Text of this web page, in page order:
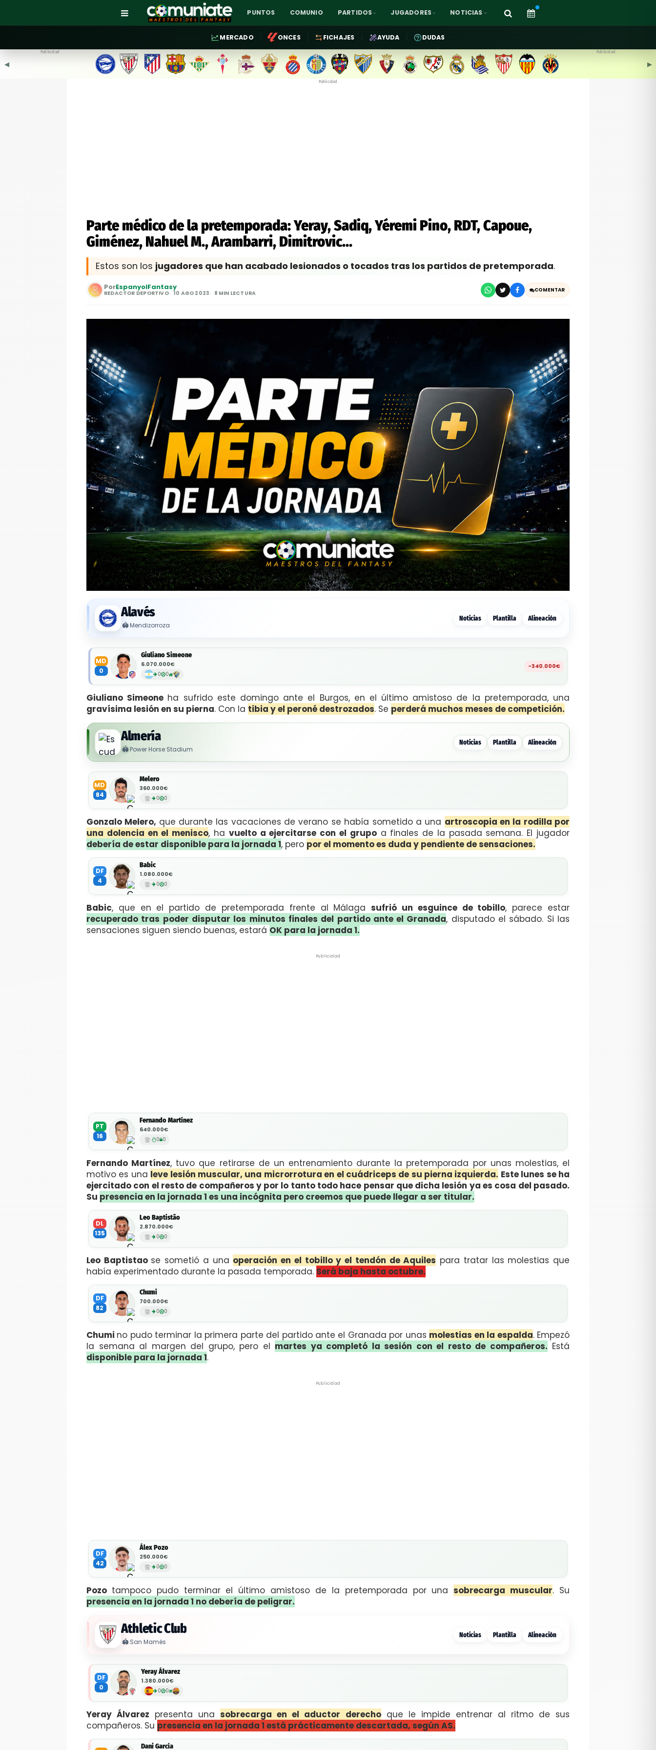
PUNTOS COMUNIO PARTIDOS JUGADORES NOTICIAS
MERCADO ONCES FICHAJES AYUDA DUDAS
◀︎ ▶︎
Publicidad Publicidad
Publicidad
Parte médico de la pretemporada: Yeray, Sadiq, Yéremi Pino, RDT, Capoue,
Giménez, Nahuel M., Arambarri, Dimitrovic...
Estos son los jugadores que han acabado lesionados o tocados tras los partidos de pretemporada.
PorEspanyolFantasy
REDACTOR DEPORTIVO 10 AGO 2023 8 MIN LECTURA COMENTAR
Alavés
🏟️Mendizorroza
Noticias Plantilla Alineación
MD
0
Giuliano Simeone
6.070.000€
0 0
-340.000€
Giuliano Simeone ha sufrido este domingo ante el Burgos, en el último amistoso de la pretemporada, una
gravísima lesión en su pierna. Con la tibia y el peroné destrozados. Se perderá muchos meses de competición.
Almería
🏟️ Power Horse Stadium
Noticias Plantilla Alineación
MD
84
Melero
360.000€
0 0
Gonzalo Melero, que durante las vacaciones de verano se había sometido a una artroscopia en la rodilla por
una dolencia en el menisco, ha vuelto a ejercitarse con el grupoa finales de la pasada semana. El jugador
debería de estar disponible para la jornada 1, pero por el momento es duda y pendiente de sensaciones.
DF
4
Babic
1.080.000€
0 0
Babic, que en el partido de pretemporada frente al Málagasufrió un esguince de tobillo, parece estar
recuperado tras poder disputar los minutos finales del partido ante el Granada, disputado el sábado. Si las
sensaciones siguen siendo buenas, estará OK para la jornada 1.
Publicidad
PT
16
Fernando Martínez
640.000€
0 0
Fernando Martínez, tuvo que retirarse de un entrenamiento durante la pretemporada por unas molestias, el
motivo es una leve lesión muscular, una microrrotura en el cuádriceps de su pierna izquierda. Este lunes se ha
ejercitado con el resto de compañeros y por lo tanto todo hace pensar que dicha lesión ya es cosa del pasado.
Su presencia en la jornada 1 es una incógnita pero creemos que puede llegar a ser titular.
DL
135
Leo Baptistão
2.870.000€
0 0
Leo Baptistao se sometió a una operación en el tobillo y el tendón de Aquiles para tratar las molestias que
había experimentado durante la pasada temporada. Será baja hasta octubre.
DF
82
Chumi
700.000€
0 0
Chumi no pudo terminar la primera parte del partido ante el Granada por unas molestias en la espalda. Empezó
la semana al margen del grupo, pero el martes ya completó la sesión con el resto de compañeros. Está
disponible para la jornada 1.
Publicidad
DF
42
Álex Pozo
250.000€
0 0
Pozo tampoco pudo terminar el último amistoso de la pretemporada por unasobrecarga muscular. Su
presencia en la jornada 1 no debería de peligrar.
Athletic Club
🏟️ San Mamés
Noticias Plantilla Alineación
DF
0
Yeray Álvarez
1.380.000€
0 0
Yeray Álvarez presenta unasobrecarga en el aductor derechoque le impide entrenar al ritmo de sus
compañeros. Su presencia en la jornada 1 está prácticamente descartada, según AS.
Dani García